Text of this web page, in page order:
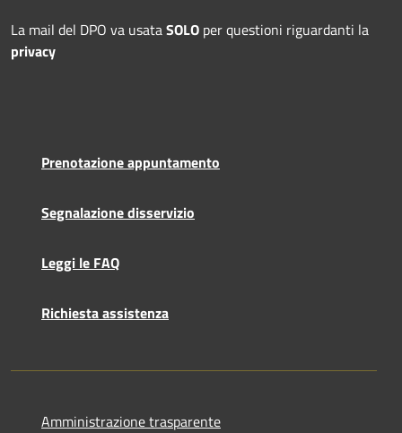
La mail del DPO va usataSOLO per questioni riguardanti la
privacy
Prenotazione appuntamento
Segnalazione disservizio
Leggi le FAQ
Richiesta assistenza
Amministrazione trasparente